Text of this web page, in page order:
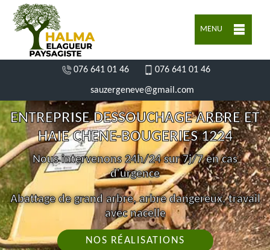
MENU
076 641 01 46 076 641 01 46
sauzergeneve@gmail.com
ENTREPRISE DESSOUCHAGE ARBRE ET
HAIE CHENE-BOUGERIES 1224
Nous intervenons 24h/24 sur 7j/7 en cas
d'urgence
Abattage de grand arbre, arbre dangereux, travail
avec nacelle
NOS RÉALISATIONS